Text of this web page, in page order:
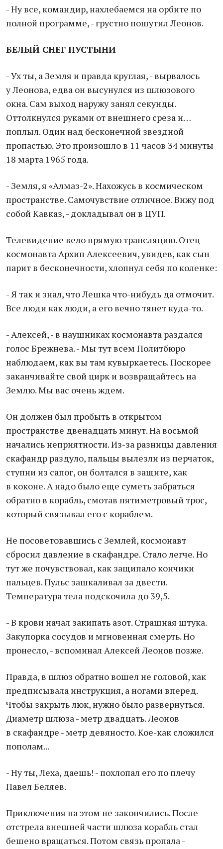
- Ну все, командир, нахлебаемся на орбите по
полной программе, - грустно пошутил Леонов.
БЕЛЫЙ СНЕГ ПУСТЫНИ
- Ух ты, а Земля и правда круглая, - вырвалось
у Леонова, едва он высунулся из шлюзового
окна. Сам выход наружу занял секунды.
Оттолкнулся руками от внешнего среза и…
поплыл. Один над бесконечной звездной
пропастью. Это произошло в 11 часов 34 минуты
18 марта 1965 года.
- Земля, я «Алмаз-2». Нахожусь в космическом
пространстве. Самочувствие отличное. Вижу под
собой Кавказ, - докладывал он в ЦУП.
Телевидение вело прямую трансляцию. Отец
космонавта Архип Алексеевич, увидев, как сын
парит в бесконечности, хлопнул себя по коленке:
- Я так и знал, что Лешка что-нибудь да отмочит.
Все люди как люди, а его вечно тянет куда-то.
- Алексей, - в наушниках космонавта раздался
голос Брежнева. - Мы тут всем Политбюро
наблюдаем, как вы там кувыркаетесь. Поскорее
заканчивайте свой цирк и возвращайтесь на
Землю. Мы вас очень ждем.
Он должен был пробыть в открытом
пространстве двенадцать минут. На восьмой
начались неприятности. Из-за разницы давления
скафандр раздуло, пальцы вылезли из перчаток,
ступни из сапог, он болтался в защите, как
в коконе. А надо было еще суметь забраться
обратно в корабль, смотав пятиметровый трос,
который связывал его с кораблем.
Не посоветовавшись с Землей, космонавт
сбросил давление в скафандре. Стало легче. Но
тут же почувствовал, как защипало кончики
пальцев. Пульс зашкаливал за двести.
Температура тела подскочила до 39,5.
- В крови начал закипать азот. Страшная штука.
Закупорка сосудов и мгновенная смерть. Но
пронесло, - вспоминал Алексей Леонов позже.
Правда, в шлюз обратно вошел не головой, как
предписывала инструкция, а ногами вперед.
Чтобы закрыть люк, нужно было развернуться.
Диаметр шлюза - метр двадцать. Леонов
в скафандре - метр девяносто. Кое-как сложился
пополам...
- Ну ты, Леха, даешь! - похлопал его по плечу
Павел Беляев.
Приключения на этом не закончились. После
отстрела внешней части шлюза корабль стал
бешено вращаться. Потом связь пропала -